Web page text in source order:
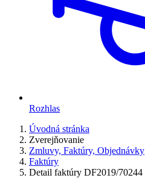
Rozhlas
Úvodná stránka
Zverejňovanie
Zmluvy, Faktúry, Objednávky
Faktúry
Detail faktúry DF2019/70244